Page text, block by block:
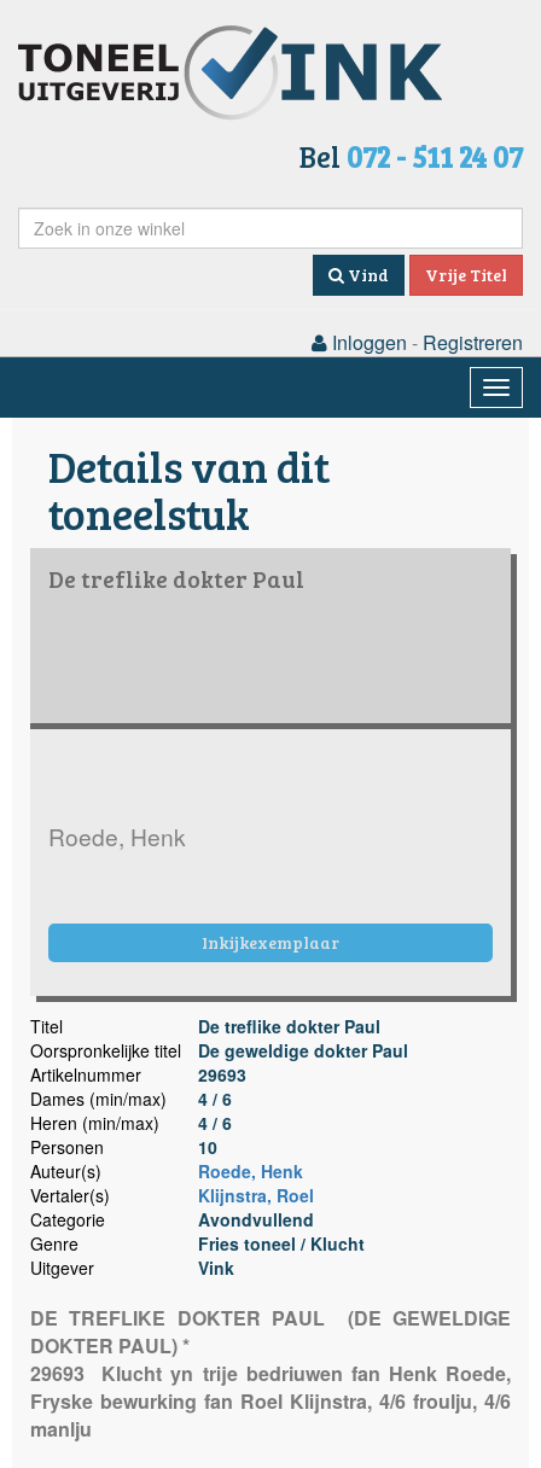
Bel 072 - 511 24 07
Vind Vrije Titel
Inloggen - Registreren
Details van dit
toneelstuk
De treflike dokter Paul
Roede, Henk
Inkijkexemplaar
Titel
De treflike dokter Paul
Oorspronkelijke titel
De geweldige dokter Paul
Artikelnummer
29693
Dames (min/max)
4 / 6
Heren (min/max)
4 / 6
Personen
10
Auteur(s)
Roede, Henk
Vertaler(s)
Klijnstra, Roel
Categorie
Avondvullend
Genre
Fries toneel / Klucht
Uitgever
Vink
DE TREFLIKE DOKTER PAUL (DE GEWELDIGE
DOKTER PAUL) *
29693 Klucht yn trije bedriuwen fan Henk Roede,
Fryske bewurking fan Roel Klijnstra, 4/6 froulju, 4/6
manlju